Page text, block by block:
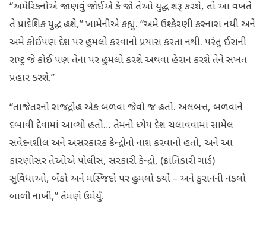
“અમેરિકનોએ જાણવું જોઈએ કે જો તેઓ યુદ્ધ શરૂ કરશે, તો આ વખતે
તે પ્રાદેશિક યુદ્ધ હશે,” ખામેનીએ કહ્યું. “અમે ઉશ્કેરણી કરનારા નથી અને
અમે કોઈપણ દેશ પર હુમલો કરવાનો પ્રયાસ કરતા નથી. પરંતુ ઈરાની
રાષ્ટ્ર જે કોઈ પણ તેના પર હુમલો કરશે અથવા હેરાન કરશે તેને સખત
પ્રહાર કરશે.”
“તાજેતરનો રાજદ્રોહ એક બળવા જેવો જ હતો. અલબત્ત, બળવાને
દબાવી દેવામાં આવ્યો હતો… તેમનો ધ્યેય દેશ ચલાવવામાં સામેલ
સંવેદનશીલ અને અસરકારક કેન્દ્રોનો નાશ કરવાનો હતો, અને આ
કારણોસર તેઓએ પોલીસ, સરકારી કેન્દ્રો, (ક્રાંતિકારી ગાર્ડ)
સુવિધાઓ, બેંકો અને મસ્જિદો પર હુમલો કર્યો – અને કુરાનની નકલો
બાળી નાખી,” તેમણે ઉમેર્યું.